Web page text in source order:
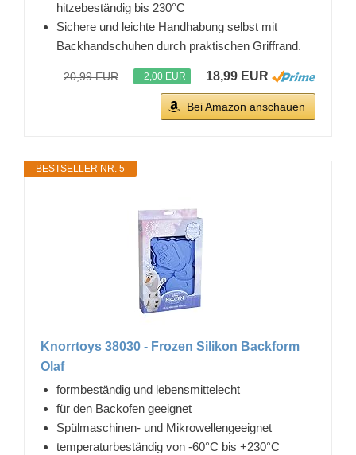
hitzebeständig bis 230°C
Sichere und leichte Handhabung selbst mit
Backhandschuhen durch praktischen Griffrand.
20,99 EUR −2,00 EUR 18,99 EUR
Bei Amazon anschauen
BESTSELLER NR. 5
Knorrtoys 38030 - Frozen Silikon Backform
Olaf
formbeständig und lebensmittelecht
für den Backofen geeignet
Spülmaschinen- und Mikrowellengeeignet
temperaturbeständig von -60°C bis +230°C